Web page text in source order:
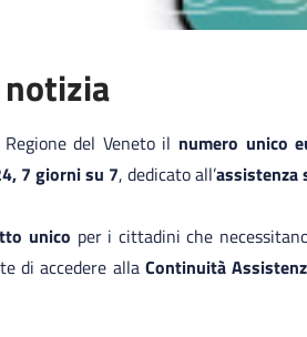
del Veneto il numero unico
7 giorni su 7, dedicato all’assistenza
unico per i cittadini che
di accedere alla Continuità